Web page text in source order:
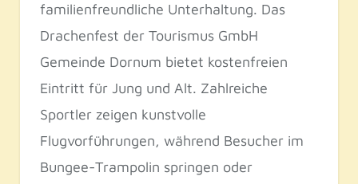
familienfreundliche Unterhaltung. Das
Drachenfest der Tourismus GmbH
Gemeinde Dornum bietet kostenfreien
Eintritt für Jung und Alt. Zahlreiche
Sportler zeigen kunstvolle
Flugvorführungen, während Besucher im
Bungee-Trampolin springen oder